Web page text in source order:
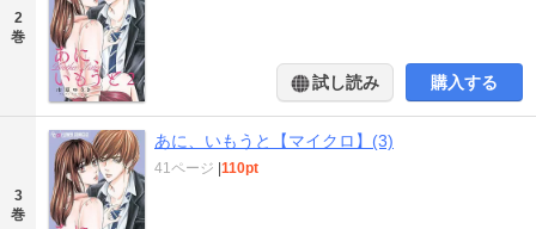
2
巻
試し読み 購入する
3
巻
あに、いもうと【マイクロ】(3)
41ページ |110pt